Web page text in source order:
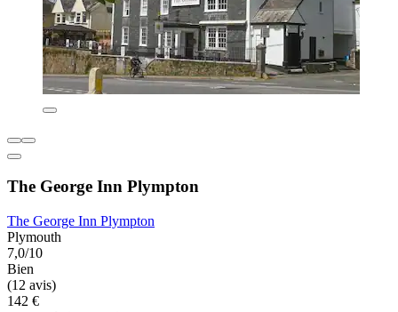
The George Inn Plympton
The George Inn Plympton
Plymouth
7,0/10
Bien
(12 avis)
142 €